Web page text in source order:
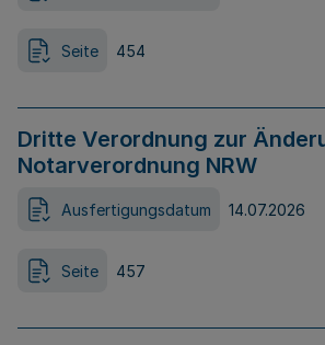
Seite 454
Dritte Verordnung zur
Notarverordnung NRW
Ausfertigungsdatum 14.07.2026
Seite 457